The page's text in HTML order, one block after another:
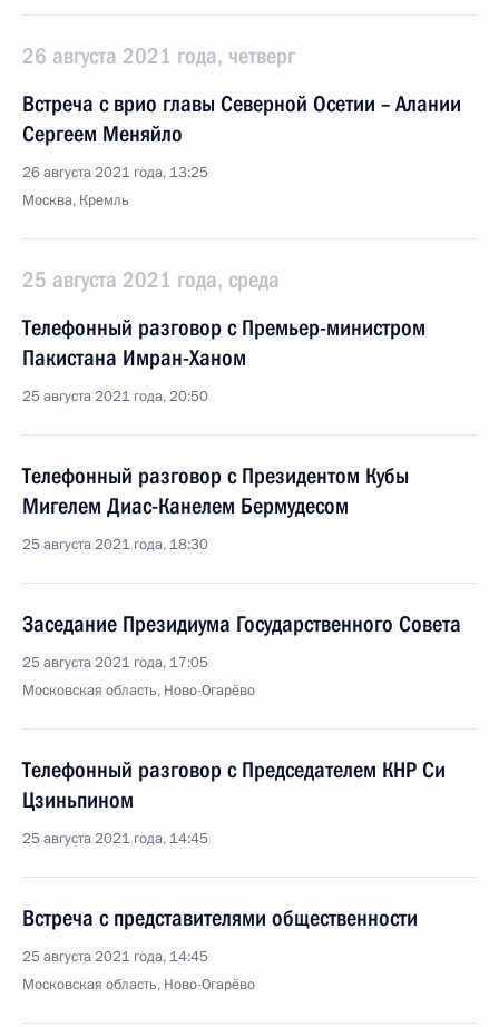
26 августа 2021 года, четверг
Встреча с врио главы Северной Осетии – Алании
Сергеем Меняйло
26 августа 2021 года, 13:25
Москва, Кремль
25 августа 2021 года, среда
Телефонный разговор с Премьер-министром
Пакистана Имран-Ханом
25 августа 2021 года, 20:50
Телефонный разговор с Президентом Кубы
Мигелем Диас-Канелем Бермудесом
25 августа 2021 года, 18:30
Заседание Президиума Государственного Совета
25 августа 2021 года, 17:05
Московская область, Ново-Огарёво
Телефонный разговор с Председателем КНР Си
Цзиньпином
25 августа 2021 года, 14:45
Встреча с представителями общественности
25 августа 2021 года, 14:45
Московская область, Ново-Огарёво